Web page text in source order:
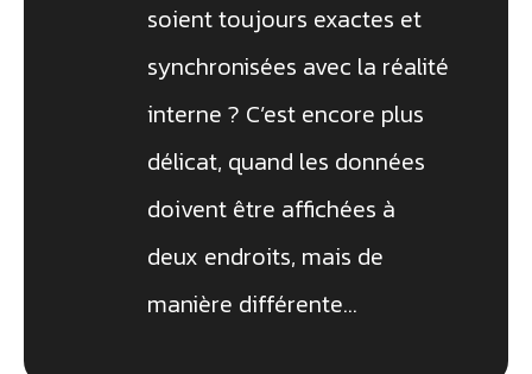
soient toujours exactes et
synchronisées avec la réalité
interne ? C’est encore plus
délicat, quand les données
doivent être affichées à
deux endroits, mais de
manière différente…